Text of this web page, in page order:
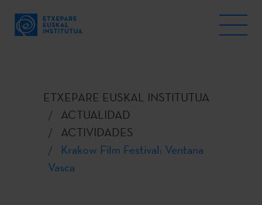
ETXEPARE EUSKAL INSTITUTUA
ACTUALIDAD
ACTIVIDADES
Krakow Film Festival: Ventana
Vasca